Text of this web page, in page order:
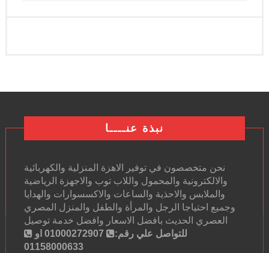
نبذة عنــــا
نحن متخصصون في توفير الاهزة المنزلية والكهربائية
والالكترونية والمحمول واللاب توب والاجهزة الرياضية
والملابس والاحذية والساعات والاكسسوارات والهدايا
وجميع احتياجا الرجل والمرأة والطفل والمنزل المصري
العصري الحديث بافضل الاسعار وافضل خدمة توصيل
للتواصل علي رقم:
01158000633